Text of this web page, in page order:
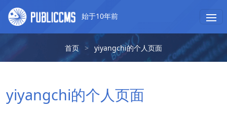
始于10年前
首页 > yiyangchi的个人页面
yiyangchi的个人页面